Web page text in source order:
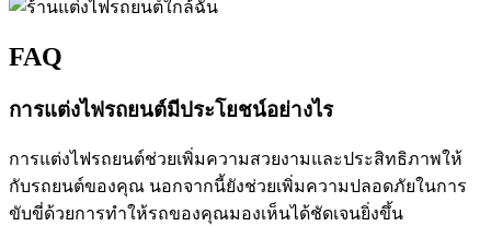
FAQ
การแต่งไฟรถยนต์มีประโยชน์อย่างไร
การแต่งไฟรถยนต์ช่วยเพิ่มความสวยงามและประสิทธิภาพให้
กับรถยนต์ของคุณ นอกจากนี้ยังช่วยเพิ่มความปลอดภัยในการ
ขับขี่ด้วยการทำให้รถของคุณมองเห็นได้ชัดเจนยิ่งขึ้น